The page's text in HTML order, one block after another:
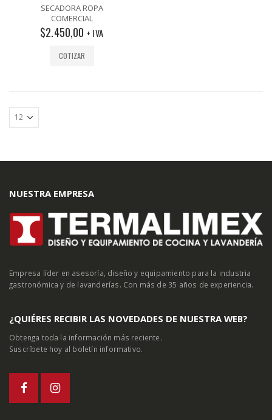
0
out
of
5
SECADORA ROPA
COMERCIAL
$2.450,00 + IVA
COTIZAR
NUESTRA EMPRESA
Empresa líder en asesoría, diseño y equipamiento para la industria
gastronómica y de lavanderías. Con más de 35 años de experiencia.
¿QUIÉRES RECIBIR LAS NOVEDADES DE NUESTRA WEB?
Obtenga toda la información más reciente.
Suscríbete hoy al boletín informativo.